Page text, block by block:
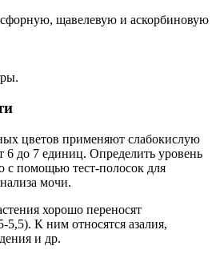
щавелевую и аскорбиновую
цветов применяют слабокислую
6 до 7 единиц. Определить уровень
с помощью тест-полосок для
мочи.
хорошо переносят
К ним относятся азалия,
и др.